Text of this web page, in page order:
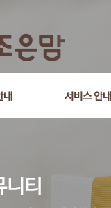
내 서비스 안내